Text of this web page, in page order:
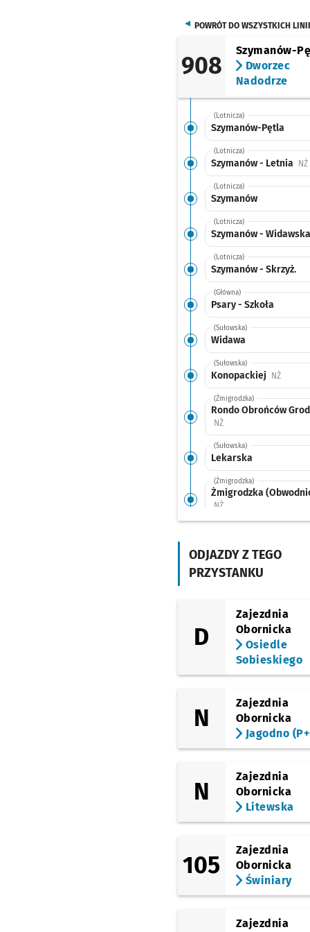
POWRÓT DO WSZYSTKICH LINII
908
Szymanów-
Dworzec
Nadodrze
(Lotnicza)
Szymanów-Pętla
(Lotnicza)
Szymanów - Letnia NŻ
(Lotnicza)
Szymanów
(Lotnicza)
Szymanów - Widawska
(Lotnicza)
Szymanów - Skrzyż.
(Główna)
Psary - Szkoła
(Sułowska)
Widawa
(Sułowska)
Konopackiej NŻ
(Żmigrodzka)
Rondo Obrońców
NŻPrzystanek na życzenie
(Sułowska)
Lekarska
(Żmigrodzka)
Żmigrodzka
NŻPrzystanek na życzenie
Wołowska NŻ
Kępińska NŻPrzystanek
(Żmigrodzka)
Kamieńskiego
(Zegadłowicza)
Zegadłowicza
(Reymonta)
Kleczkowska
(pl. Powstańców
Dworzec Nadodrze
ODJAZDY Z TEGO
PRZYSTANKU
D
Zajezdnia
Obornicka
Osiedle
Sobieskiego
N
Zajezdnia
Obornicka
Jagodno
N
Zajezdnia
Obornicka
Litewska
105
Zajezdnia
Obornicka
Świniary
Zajezdnia